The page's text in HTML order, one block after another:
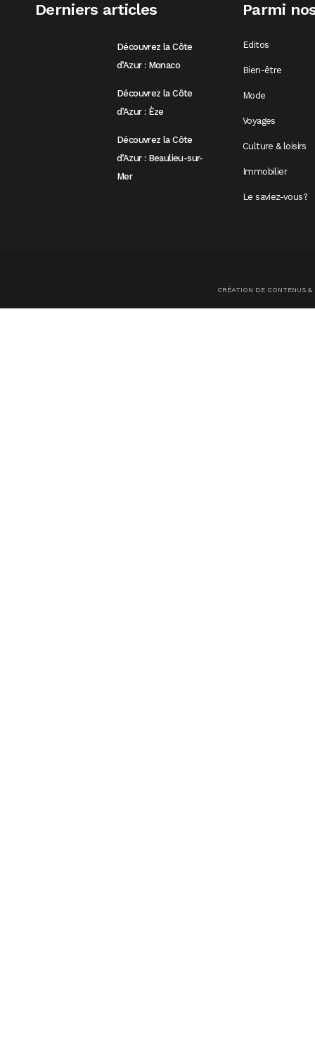
Derniers articles
Découvrez la Côte
d’Azur : Monaco
Découvrez la Côte
d’Azur : Èze
Découvrez la Côte
d’Azur : Beaulieu-sur-
Mer
Parmi
Editos
Bien-être
Mode
Voyages
Culture & loisirs
Immobilier
Le saviez-vous?
CRÉATION DE CONTENUS